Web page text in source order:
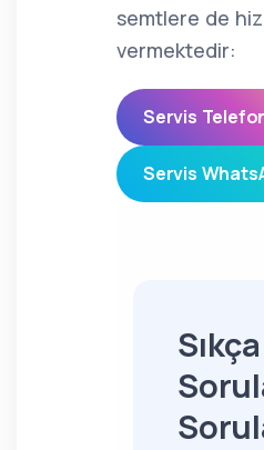
semtlere de
vermektedir:
Servis
Servis
Sıkça